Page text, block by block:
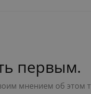
первым.
мнением об этом